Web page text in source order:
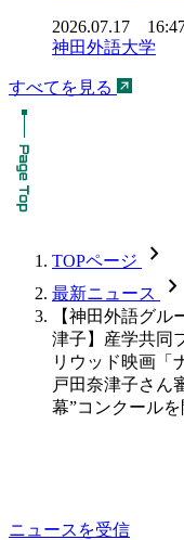
2026.07.17
神田外語大学
すべてを見る
TOPページ chevron_forward
最新ニュース chevron_forward
【神田外語グ
津子】産学共同
リウッド映画「
戸田奈津子さん
幕”コンクールを
ニュースを受信